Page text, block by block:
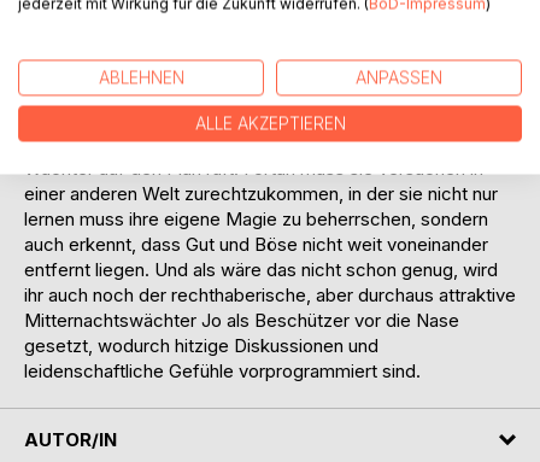
Magier, deren Augenfarben ihre Fähigkeiten widerspiegeln
Genau dort findet sich die junge Tauchlehrerin Emma
plötzlich wieder, als ihr Amulett, ein Erbstück ihrer
verstorbenen Mutter, ungewollt Magie freilässt, welche die
Wächter auf den Plan ruft. Fortan muss sie versuchen in
einer anderen Welt zurechtzukommen, in der sie nicht nur
lernen muss ihre eigene Magie zu beherrschen, sondern
auch erkennt, dass Gut und Böse nicht weit voneinander
entfernt liegen. Und als wäre das nicht schon genug, wird
ihr auch noch der rechthaberische, aber durchaus attraktive
Mitternachtswächter Jo als Beschützer vor die Nase
gesetzt, wodurch hitzige Diskussionen und
leidenschaftliche Gefühle vorprogrammiert sind.
AUTOR/IN
jederzeit mit Wirkung für die Zukunft widerrufen. (BoD-Impressum)
ABLEHNEN ANPASSEN
ALLE AKZEPTIEREN